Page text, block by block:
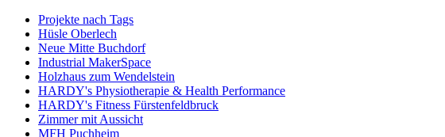
Projekte nach Tags
Hüsle Oberlech
Neue Mitte Buchdorf
Industrial MakerSpace
Holzhaus zum Wendelstein
HARDY's Physiotherapie & Health Performance
HARDY's Fitness Fürstenfeldbruck
Zimmer mit Aussicht
MFH Puchheim